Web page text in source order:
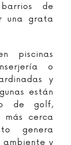
de
una grata
piscinas
o
y
están
de golf,
más cerca
genera
ambiente y